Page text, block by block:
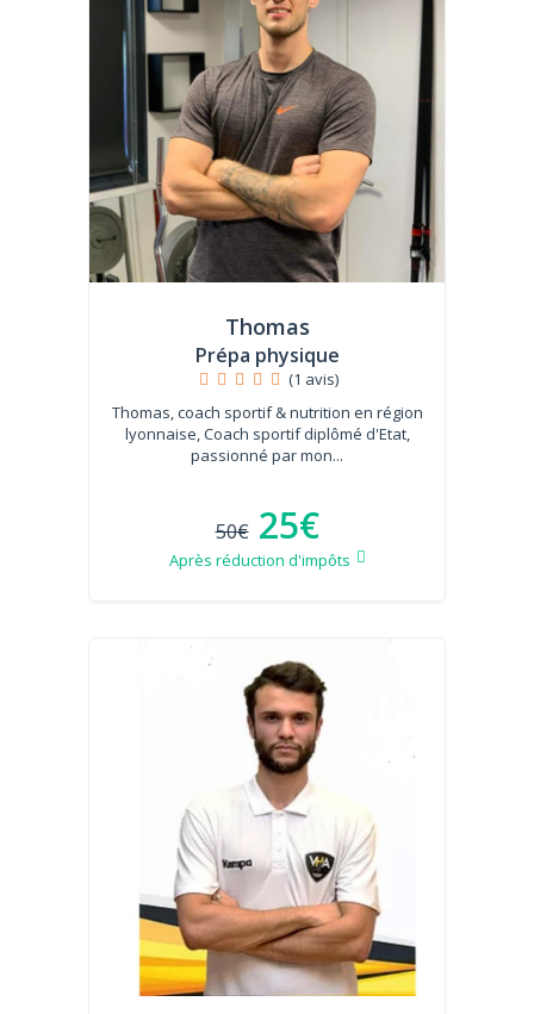
Thomas
Prépa physique
(1 avis)
Thomas, coach sportif & nutrition en région
lyonnaise, Coach sportif diplômé d'Etat,
passionné par mon...
50€ 25€
Après réduction d'impôts